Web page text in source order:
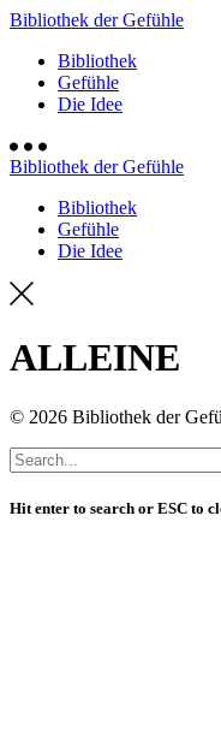
Bibliothek der Gefühle
Bibliothek
Gefühle
Die Idee
Bibliothek der Gefühle
Bibliothek
Gefühle
Die Idee
ALLEINE
© 2026 Bibliothek der
Hit enter to search or ESC to